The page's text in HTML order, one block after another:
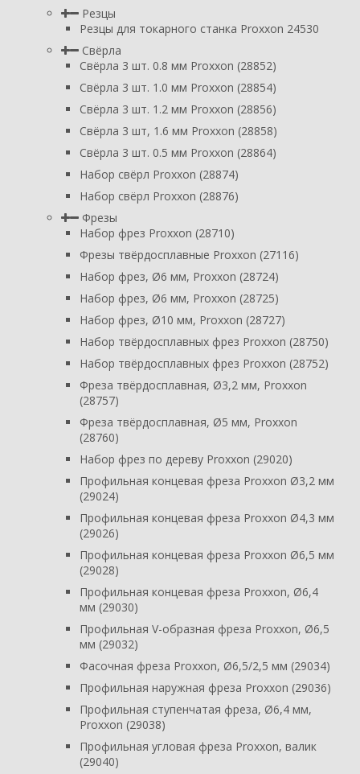
Резцы
Резцы для токарного станка Proxxon 24530
Свёрла
Свёрла 3 шт. 0.8 мм Proxxon (28852)
Свёрла 3 шт. 1.0 мм Proxxon (28854)
Свёрла 3 шт. 1.2 мм Proxxon (28856)
Свёрла 3 шт, 1.6 мм Proxxon (28858)
Свёрла 3 шт. 0.5 мм Proxxon (28864)
Набор свёрл Proxxon (28874)
Набор свёрл Proxxon (28876)
Фрезы
Набор фрез Proxxon (28710)
Фрезы твёрдосплавные Proxxon (27116)
Набор фрез, Ø6 мм, Proxxon (28724)
Набор фрез, Ø6 мм, Proxxon (28725)
Набор фрез, Ø10 мм, Proxxon (28727)
Набор твёрдосплавных фрез Proxxon (28750)
Набор твёрдосплавных фрез Proxxon (28752)
Фреза твёрдосплавная, Ø3,2 мм, Proxxon
(28757)
Фреза твёрдосплавная, Ø5 мм, Proxxon
(28760)
Набор фрез по дереву Proxxon (29020)
Профильная концевая фреза Proxxon Ø3,2 мм
(29024)
Профильная концевая фреза Proxxon Ø4,3 мм
(29026)
Профильная концевая фреза Proxxon Ø6,5 мм
(29028)
Профильная концевая фреза Proxxon, Ø6,4
мм (29030)
Профильная V-образная фреза Proxxon, Ø6,5
мм (29032)
Фасочная фреза Proxxon, Ø6,5/2,5 мм (29034)
Профильная наружная фреза Proxxon (29036)
Профильная ступенчатая фреза, Ø6,4 мм,
Proxxon (29038)
Профильная угловая фреза Proxxon, валик
(29040)